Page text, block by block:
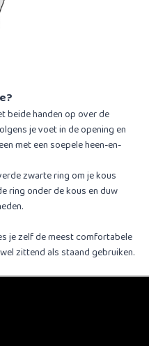
beide handen op over de
je voet in de opening en
met een soepele heen-en-
zwarte ring om je kous
ring onder de kous en duw
je zelf de meest comfortabele
zittend als staand gebruiken.